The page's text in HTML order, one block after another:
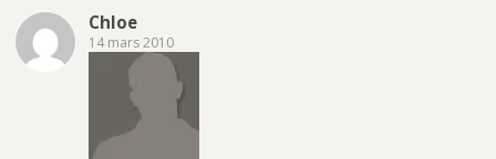
Chloe
14 mars 2010